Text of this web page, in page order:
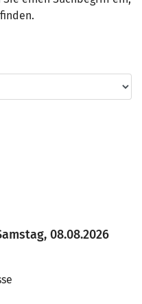
08.08.2026